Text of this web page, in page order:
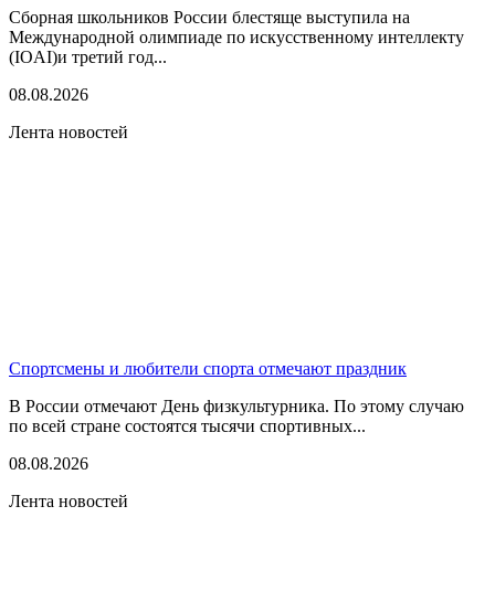
Сборная школьников России блестяще выступила на
Международной олимпиаде по искусственному интеллекту
(IOAI)и третий год...
08.08.2026
Лента новостей
Спортсмены и любители спорта отмечают праздник
В России отмечают День физкультурника. По этому случаю
по всей стране состоятся тысячи спортивных...
08.08.2026
Лента новостей